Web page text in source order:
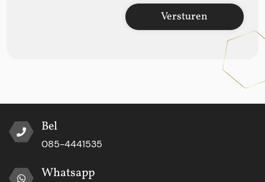
Versturen
Bel
085-4441535
Whatsapp